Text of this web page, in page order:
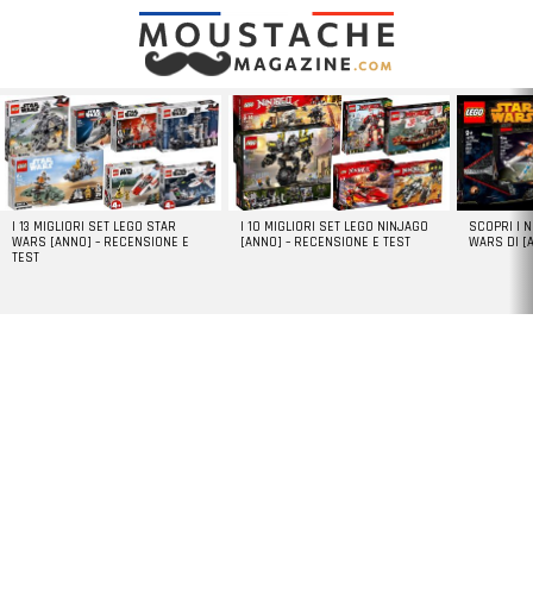
LATEST
STORIES
I 13 MIGLIORI SET LEGO STAR
WARS [ANNO] – RECENSIONE E
TEST
I 10 MIGLIORI SET LEGO NINJAGO
[ANNO] – RECENSIONE E TEST
SCOPRI I
WARS DI